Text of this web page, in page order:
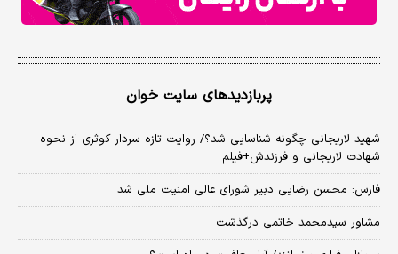
پربازدیدهای سایت خوان
شهید لاریجانی چگونه شناسایی شد؟/ روایت تازه سردار کوثری از نحوه
شهادت لاریجانی و فرزندش+فیلم
فارس: محسن رضایی دبیر شورای عالی امنیت ملی شد
مشاور سیدمحمد خاتمی درگذشت